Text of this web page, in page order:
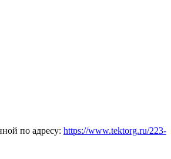
по адресу: https://www.tektorg.ru/223-